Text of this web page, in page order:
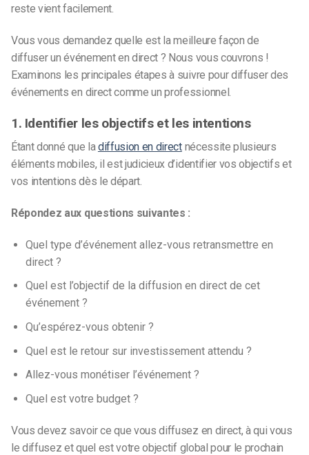
reste vient facilement.
Vous vous demandez quelle est la meilleure façon de
diffuser un événement en direct ? Nous vous couvrons !
Examinons les principales étapes à suivre pour diffuser des
événements en direct comme un professionnel.
1. Identifier les objectifs et les intentions
Étant donné que ladiffusion en directnécessite plusieurs
éléments mobiles, il est judicieux d’identifier vos objectifs et
vos intentions dès le départ.
Répondez aux questions suivantes :
Quel type d’événement allez-vous retransmettre en
direct ?
Quel est l’objectif de la diffusion en direct de cet
événement ?
Qu’espérez-vous obtenir ?
Quel est le retour sur investissement attendu ?
Allez-vous monétiser l’événement ?
Quel est votre budget ?
Vous devez savoir ce que vous diffusez en direct, à qui vous
le diffusez et quel est votre objectif global pour le prochain